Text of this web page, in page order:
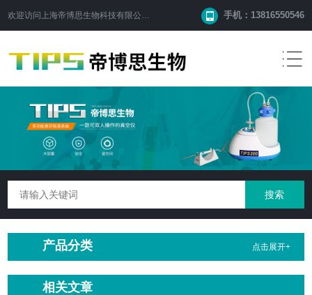
欢迎访问 上海帝博思生物科技有限公司 手机：13816550546
产品分类 点击展开+
相关文章